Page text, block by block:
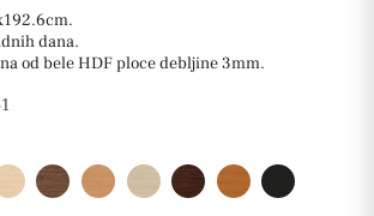
dana.
od bele HDF ploce debljine 3mm.